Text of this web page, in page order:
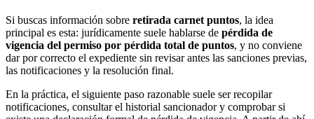
Si buscas información sobre retirada carnet puntos, la idea
principal es esta: jurídicamente suele hablarse de pérdida de
vigencia del permiso por pérdida total de puntos, y no conviene
dar por correcto el expediente sin revisar antes las sanciones previas,
las notificaciones y la resolución final.
En la práctica, el siguiente paso razonable suele ser recopilar
notificaciones, consultar el historial sancionador y comprobar si